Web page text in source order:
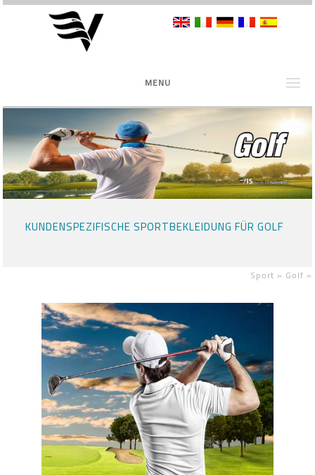
MENU
KUNDENSPEZIFISCHE SPORTBEKLEIDUNG FÜR GOLF
Sport » Golf »